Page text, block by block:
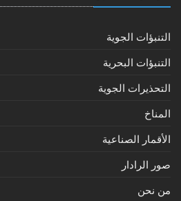
التنبؤات الجوية
التنبؤات البحرية
التحذيرات الجوية
المناخ
الأقمار الصناعية
صور الرادار
من نحن